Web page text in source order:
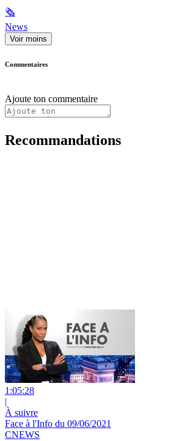
🗞
News
Voir moins
Commentaires
Ajoute ton commentaire
Recommandations
1:05:28
|
À suivre
Face à l'Info du 09/06/2021
CNEWS